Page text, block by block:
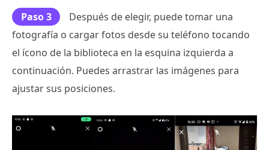
Paso 3
Después de elegir, puede tomar una
fotografía o cargar fotos desde su teléfono tocando
el ícono de la biblioteca en la esquina izquierda a
continuación. Puedes arrastrar las imágenes para
ajustar sus posiciones.